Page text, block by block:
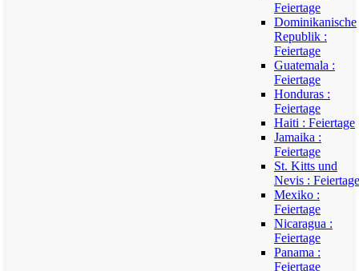
Feiertage
Dominikanische
Republik :
Feiertage
Guatemala :
Feiertage
Honduras :
Feiertage
Haiti : Feiertage
Jamaika :
Feiertage
St. Kitts und
Nevis : Feiertage
Mexiko :
Feiertage
Nicaragua :
Feiertage
Panama :
Feiertage